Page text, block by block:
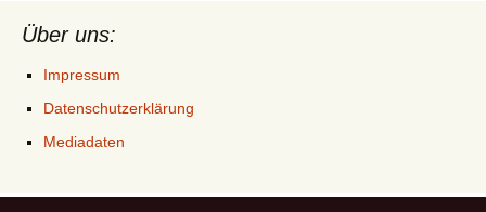
Über uns:
Impressum
Datenschutzerklärung
Mediadaten